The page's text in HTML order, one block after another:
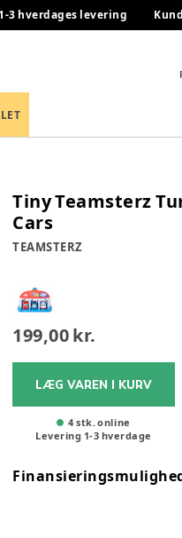
3 hverdages levering
Tiny Teamsterz
Cars
TEAMSTERZ
199,00 kr.
LÆG VAREN I KURV
4 stk. online
Levering 1-3 hverdage